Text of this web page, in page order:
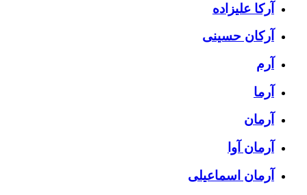
آرکا علیزاده
آرکان حسینی
آرم
آرما
آرمان
آرمان آوا
آرمان اسماعیلی